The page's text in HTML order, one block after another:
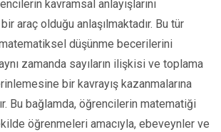
kavramsal anlayışlarını
araç olduğu anlaşılmaktadır. Bu tür
düşünme becerilerini
zamanda sayıların ilişkisi ve toplama
bir kavrayış kazanmalarına
Bu bağlamda, öğrencilerin matematiği
öğrenmeleri amacıyla, ebeveynler ve